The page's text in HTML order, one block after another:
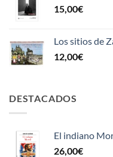
15,00€
Los sitios de
12,00€
DESTACADOS
El indiano
26,00€